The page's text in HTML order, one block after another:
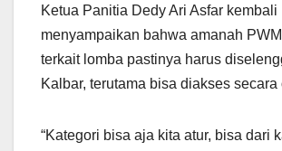
Ketua Panitia Dedy Ari Asfar kembali
menyampaikan bahwa amanah
terkait lomba pastinya harus
Kalbar, terutama bisa diakses secara
“Kategori bisa aja kita atur, bisa dari